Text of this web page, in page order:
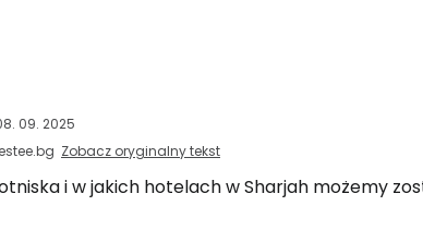
09. 2025
Zobacz oryginalny tekst
i w jakich hotelach w Sharjah możemy